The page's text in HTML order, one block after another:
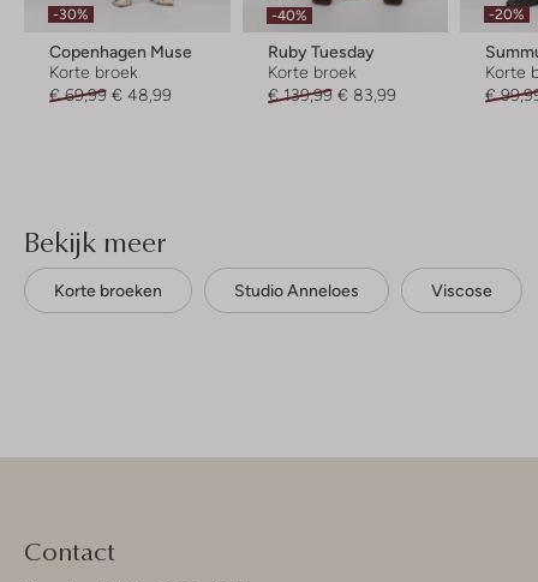
-30%
Copenhagen Muse
Korte broek
€ 69,99 € 48,99
-40%
Ruby Tuesday
Korte broek
€ 139,99 € 83,99
-20%
Korte
€
Bekijk meer
Korte broeken Studio Anneloes Viscose
Contact